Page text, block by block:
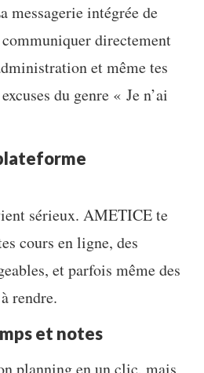
messagerie intégrée de
directement
et même tes
du genre « Je n’ai
sérieux. AMETICE te
cours en ligne, des
et parfois même des
rendre.
et notes